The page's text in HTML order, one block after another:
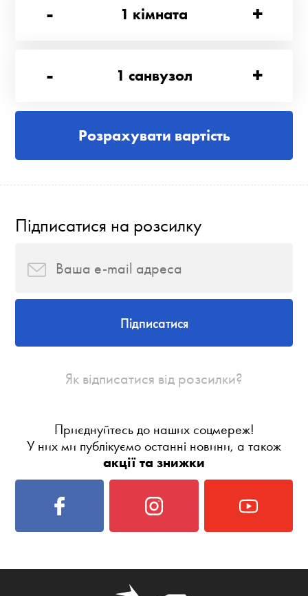
-
1 кімната +
- 1 санвузол +
Розрахувати вартість
Підписатися на розсилку
Підписатися
Як відписатися від розсилки?
Приєднуйтесь до наших соцмереж!
У них ми публікуємо останні новини, а також
акції та знижки